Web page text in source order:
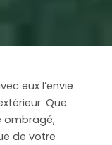
eux l’envie
Que
ombragé,
de votre